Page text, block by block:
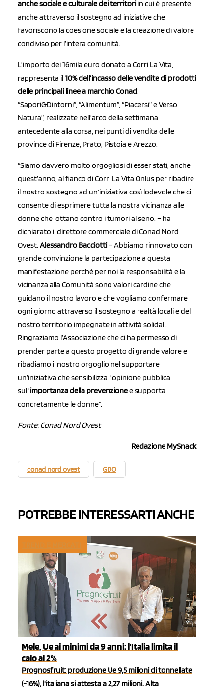
anche sociale e culturaledei territori in cui è presente
anche attraverso il sostegno ad iniziative che
favoriscono la coesione sociale e la creazione di valore
condiviso per l’intera comunità.
L’importo dei 16mila euro donato a Corri La Vita,
rappresenta il10% dell’incasso delle vendite di prodotti
delle principali linee a marchio Conad:
“Sapori&Dintorni”, “Alimentum”, “Piacersi” e Verso
Natura”, realizzate nell’arco della settimana
antecedente alla corsa, nei punti di vendita delle
province di Firenze, Prato, Pistoia e Arezzo.
“Siamo davvero molto orgogliosi di esser stati, anche
quest’anno, al fianco di Corri La Vita Onlus per ribadire
il nostro sostegno ad un’iniziativa così lodevole che ci
consente di esprimere tutta la nostra vicinanza alle
donne che lottano contro i tumori al seno. – ha
dichiarato il direttore commerciale di Conad Nord
Ovest, Alessandro Bacciotti– Abbiamo rinnovato con
grande convinzione la partecipazione a questa
manifestazione perché per noi la responsabilità e la
vicinanza alla Comunità sono valori cardine che
guidano il nostro lavoro e che vogliamo confermare
ogni giorno attraverso il sostegno a realtà locali e del
nostro territorio impegnate in attività solidali.
Ringraziamo l’Associazione che ci ha permesso di
prender parte a questo progetto di grande valore e
ribadiamo il nostro orgoglio nel supportare
un’iniziativa che sensibilizza l’opinione pubblica
sull’importanza della prevenzionee supporta
concretamente le donne”.
Fonte: Conad Nord Ovest
Redazione MySnack
conad nord ovest GDO
POTREBBE INTERESSARTI ANCHE
Mele, Ue ai minimi da 9 anni: l’Italia limita il
calo al 2%
Prognosfruit: produzione Ue 9,5 milioni di tonnellate
(-16%), l'italiana si attesta a 2,27 milioni. Alta